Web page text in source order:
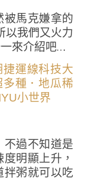
馬克嫌拿的
以我們又火力
來介紹吧…
過不知道是
明顯上升，
拌粥就可以吃